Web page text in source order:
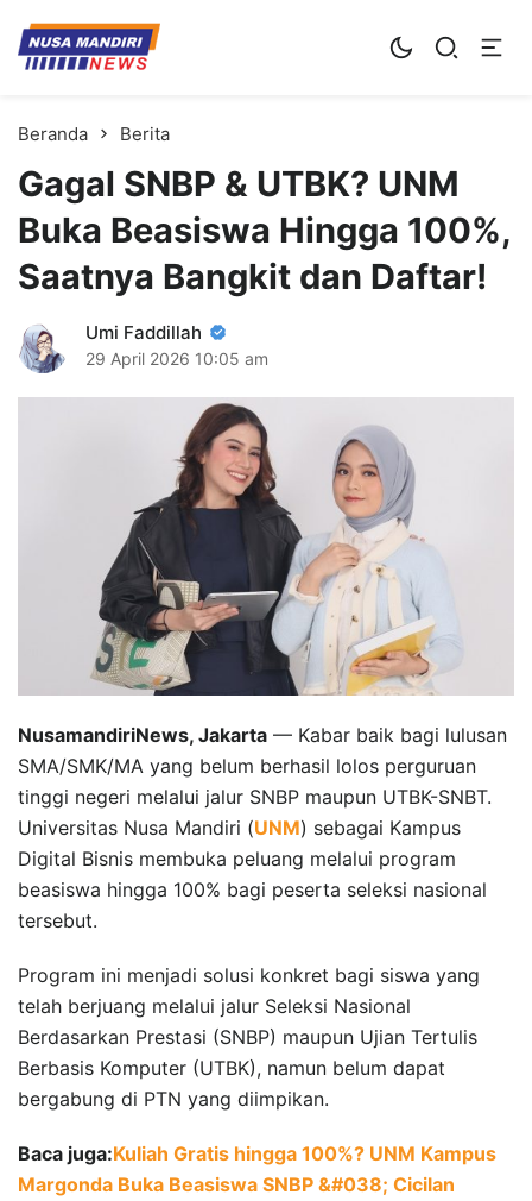
Kampus Digital Bisnis
Universitas Nusa Mandiri
Beranda Berita
Gagal SNBP & UTBK? UNM
Buka Beasiswa Hingga 100%,
Saatnya Bangkit dan Daftar!
Umi Faddillah
29 April 2026 10:05 am
NusamandiriNews, Jakarta — Kabar baik bagi lulusan
SMA/SMK/MA yang belum berhasil lolos perguruan
tinggi negeri melalui jalur SNBP maupun UTBK-SNBT.
Universitas Nusa Mandiri (UNM) sebagai Kampus
Digital Bisnis membuka peluang melalui program
beasiswa hingga 100% bagi peserta seleksi nasional
tersebut.
Program ini menjadi solusi konkret bagi siswa yang
telah berjuang melalui jalur Seleksi Nasional
Berdasarkan Prestasi (SNBP) maupun Ujian Tertulis
Berbasis Komputer (UTBK), namun belum dapat
bergabung di PTN yang diimpikan.
Baca juga:Kuliah Gratis hingga 100%? UNM Kampus
Margonda Buka Beasiswa SNBP &#038; Cicilan